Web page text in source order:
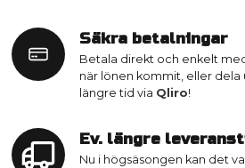
Säkra betalningar
Betala direkt och enkelt
när lönen kommit, eller
längre tid via Qliro!
Ev. längre
Nu i högsäsongen kan det